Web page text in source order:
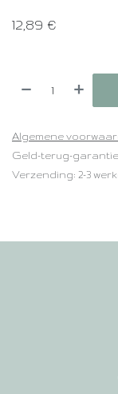
12,89 €
Algemene
Geld-terug-
Verzending: 2-3